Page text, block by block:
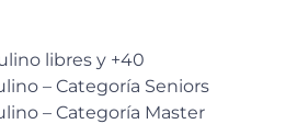
libres y +40
– Categoría Seniors
– Categoría Master